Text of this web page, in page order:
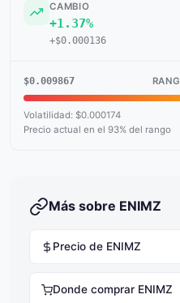
CAMBIO
+1.37%
+$0.000136
$0.009867
Volatilidad: $0.000174
Precio actual en el 93% del rango
Más sobre ENIMZ
Precio de ENIMZ
Donde comprar ENIMZ